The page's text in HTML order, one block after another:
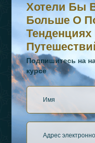
Хотели Бы
Больше О
Подпишитесь на
курсе